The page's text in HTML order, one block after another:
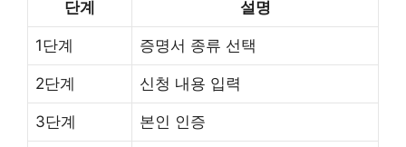
단계 설명
1단계 증명서 종류 선택
2단계 신청 내용 입력
3단계 본인 인증